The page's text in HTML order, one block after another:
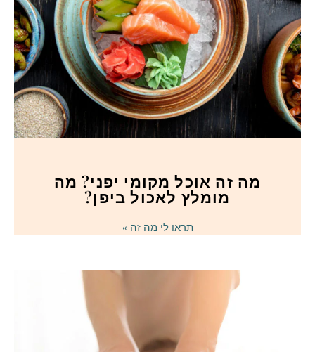
מה זה אוכל מקומי יפני? מה
מומלץ לאכול ביפן?
תראו לי מה זה »